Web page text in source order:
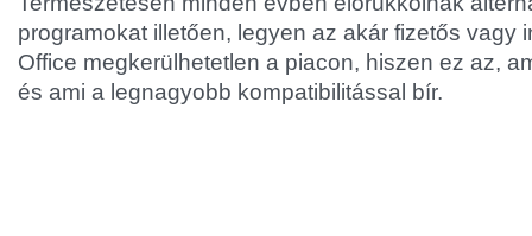
programokat illetően, legyen az akár fizetős vagy
Office megkerülhetetlen a piacon, hiszen ez az,
és ami a legnagyobb kompatibilitással bír.